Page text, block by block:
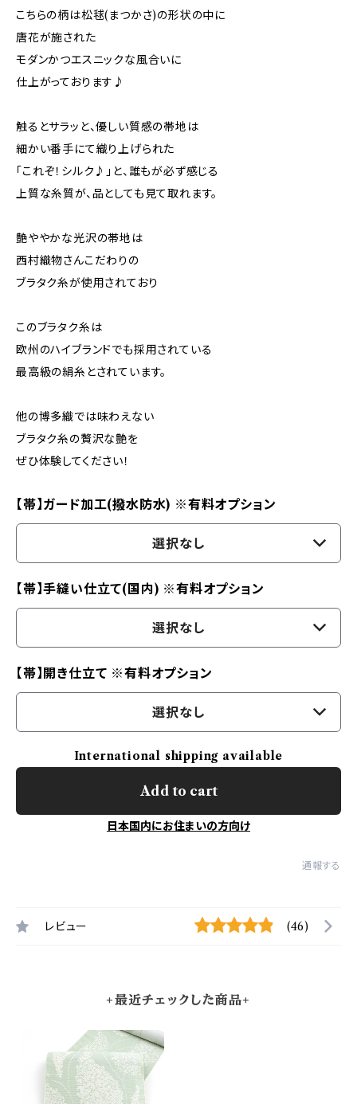
こちらの柄は松毬(まつかさ)の形状の中に
唐花が施された
モダンかつエスニックな風合いに
仕上がっております♪
触るとサラッと、優しい質感の帯地は
細かい番手にて織り上げられた
「これぞ！シルク♪」と、誰もが必ず感じる
上質な糸質が、品としても見て取れます。
艶ややかな光沢の帯地は
西村織物さんこだわりの
ブラタク糸が使用されており
このブラタク糸は
欧州のハイブランドでも採用されている
最高級の絹糸とされています。
他の博多織では味わえない
ブラタク糸の贅沢な艶を
ぜひ体験してください！
【帯】ガード加工(撥水防水) ※有料オプション
選択なし
【帯】手縫い仕立て(国内) ※有料オプション
選択なし
【帯】開き仕立て ※有料オプション
選択なし
International shipping available
Add to cart
日本国内にお住まいの方向け
通報する
レビュー (46)
+最近チェックした商品+